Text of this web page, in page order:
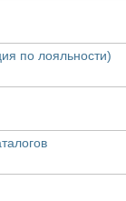
по лояльности)